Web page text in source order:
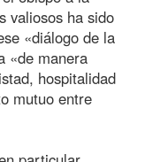
valiosos ha sido
«diálogo de la
«de manera
hospitalidad
mutuo entre